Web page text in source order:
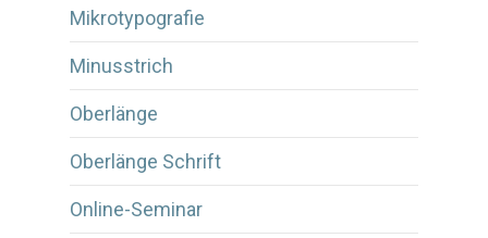
Mikrotypografie
Minusstrich
Oberlänge
Oberlänge Schrift
Online-Seminar